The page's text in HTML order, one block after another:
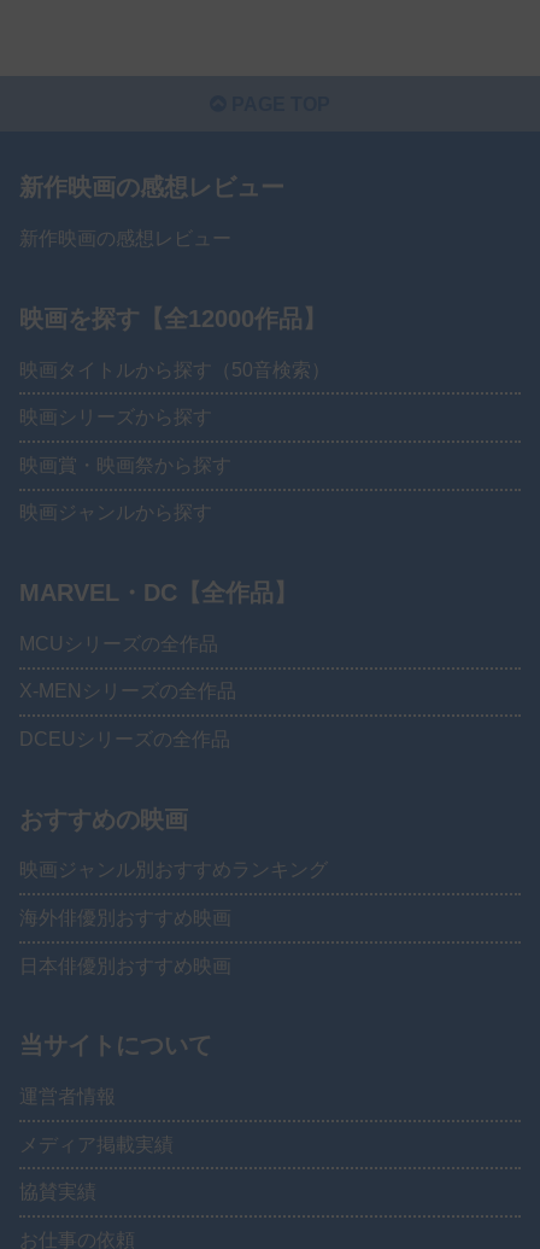
新作映画の感想レビュー
新作映画の感想レビュー
映画を探す【全12000作品】
映画タイトルから探す（50音検索）
映画シリーズから探す
映画賞・映画祭から探す
映画ジャンルから探す
MARVEL・DC【全作品】
MCUシリーズの全作品
X-MENシリーズの全作品
DCEUシリーズの全作品
おすすめの映画
映画ジャンル別おすすめランキング
海外俳優別おすすめ映画
日本俳優別おすすめ映画
当サイトについて
運営者情報
メディア掲載実績
協賛実績
お仕事の依頼